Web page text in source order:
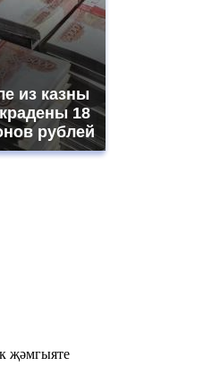
из казны
18
рублей
җәмгыяте